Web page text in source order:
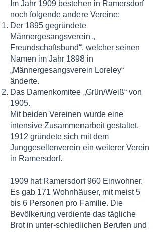
Im Jahr 1909 bestehen in Ramersdorf
noch folgende andere Vereine:
Der 1895 gegründete
Männergesangsverein „
Freundschaftsbund“, welcher seinen
Namen im Jahr 1898 in
„Männergesangsverein Loreley“
änderte.
Das Damenkomitee „Grün/Weiß“ von
1905.
Mit beiden Vereinen wurde eine
intensive Zusammenarbeit gestaltet.
1912 gründete sich mit dem
Junggesellenverein ein weiterer Verein
in Ramersdorf.
1909 hat Ramersdorf 960 Einwohner.
Es gab 171 Wohnhäuser, mit meist 5
bis 6 Personen pro Familie. Die
Bevölkerung verdiente das tägliche
Brot in unter-schiedlichen Berufen und